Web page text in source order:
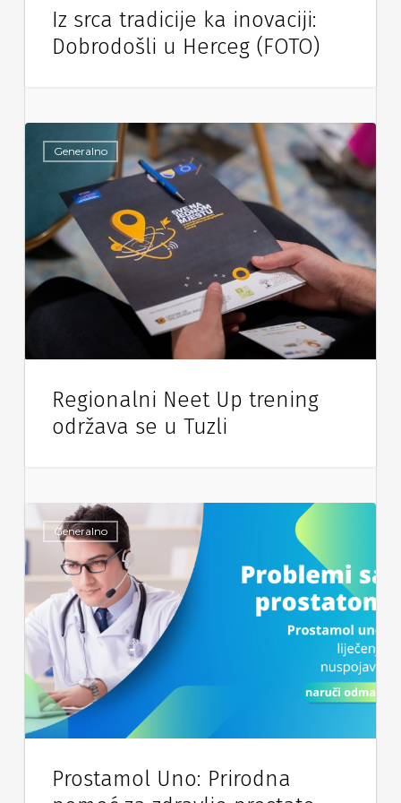
Iz srca tradicije ka inovaciji:
Dobrodošli u Herceg (FOTO)
Generalno
Regionalni Neet Up trening
održava se u Tuzli
Generalno
Prostamol Uno: Prirodna